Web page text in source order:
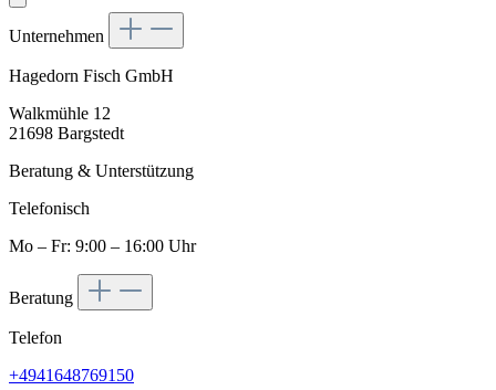
Unternehmen
Hagedorn Fisch GmbH
Walkmühle 12
21698 Bargstedt
Beratung & Unterstützung
Telefonisch
Mo – Fr: 9:00 – 16:00 Uhr
Beratung
Telefon
+4941648769150